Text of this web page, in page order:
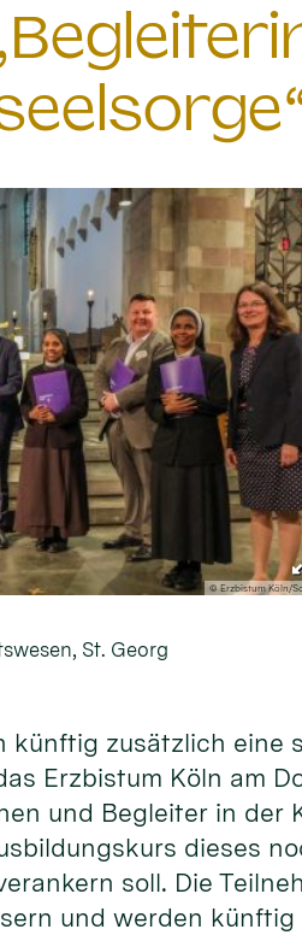
© Erzbistum Köln/
St. Georg
künftig zusätzlich eine
Erzbistum Köln am
und Begleiter in der
dieses
soll. Die
und werden